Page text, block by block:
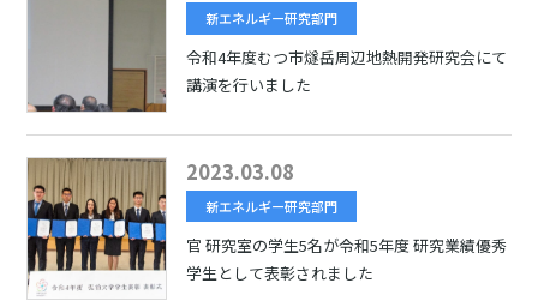
新エネルギー研究部門
令和4年度むつ市燧岳周辺地熱開発研究会にて
講演を行いました
2023.03.08
新エネルギー研究部門
官 研究室の学生5名が令和5年度 研究業績優秀
学生として表彰されました